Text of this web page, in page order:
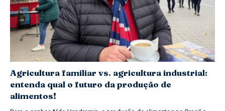
Agricultura familiar vs. agricultura industrial:
entenda qual o futuro da produção de
alimentos!